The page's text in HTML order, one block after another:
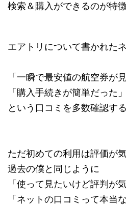
検索＆購入ができるのが特
エアトリについて書かれた
「一瞬で最安値の航空券が
「購入手続きが簡単だった」
という口コミを多数確認す
ただ初めての利用は評価が
過去の僕と同じように
「使って見たいけど評判が
「ネットの口コミって本当